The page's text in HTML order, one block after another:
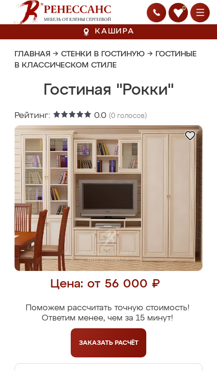
0
КАШИРА
ГЛАВНАЯ → СТЕНКИ В ГОСТИНУЮ → ГОСТИНЫЕ
В КЛАССИЧЕСКОМ СТИЛЕ
Гостиная "Рокки"
Рейтинг: 0.0 (0 голосов)
Цена: от 56 000 ₽
Поможем рассчитать точную стоимость!
Ответим менее, чем за 15 минут!
ЗАКАЗАТЬ РАСЧЁТ